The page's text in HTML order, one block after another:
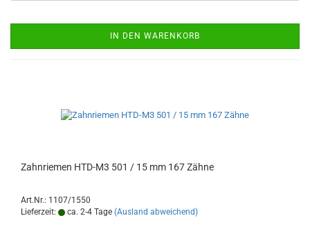
IN DEN WARENKORB
Zahnriemen HTD-M3 501 / 15 mm 167 Zähne
Art.Nr.: 1107/1550
Lieferzeit:
ca. 2-4 Tage (Ausland abweichend)